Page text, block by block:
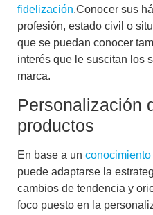
fidelización.Conocer sus
profesión, estado civil o
que se puedan conocer
interés que le suscitan los
marca.
Personalización
productos
En base a un
puede adaptarse la
cambios de tendencia y
foco puesto en la